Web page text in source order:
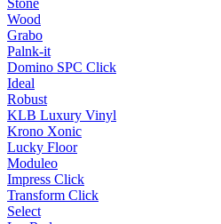
Stone
Wood
Grabo
Palnk-it
Domino SPC Click
Ideal
Robust
KLB Luxury Vinyl
Krono Xonic
Lucky Floor
Moduleo
Impress Click
Transform Click
Select